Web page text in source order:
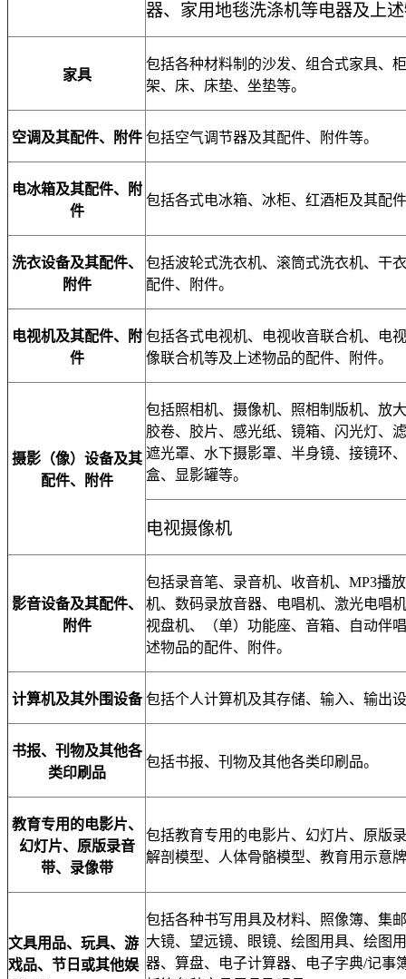
器、家用地毯洗涤机等电器及上
家具
包括各种材料制的沙发、组合式家具、
架、床、床垫、坐垫等。
空调及其配件、附件 包括空气调节器及其配件、附件等。
电冰箱及其配件、附
件
包括各式电冰箱、冰柜、红酒柜及其配
洗衣设备及其配件、
附件
包括波轮式洗衣机、滚筒式洗衣机、干
配件、附件。
电视机及其配件、附
件
包括各式电视机、电视收音联合机、电
像联合机等及上述物品的配件、附件。
摄影（像）设备及其
配件、附件
包括照相机、摄像机、照相制版机、放
胶卷、胶片、感光纸、镜箱、闪光灯、
遮光罩、水下摄影罩、半身镜、接镜环
盒、显影罐等。
电视摄像机
影音设备及其配件、
附件
包括录音笔、录音机、收音机、 MP3播
机、数码录放音器、电唱机、激光电唱
视盘机、（单）功能座、音箱、自动伴
述物品的配件、附件。
计算机及其外围设备 包括个人计算机及其存储、输入、输出
书报、刊物及其他各
类印刷品
包括书报、刊物及其他各类印刷品。
教育专用的电影片、
幻灯片、原版录音
带、录像带
包括教育专用的电影片、幻灯片、原版
解剖模型、人体骨骼模型、教育用示意
文具用品、玩具、游
戏品、节日或其他娱
包括各种书写用具及材料、照像簿、集
大镜、望远镜、眼镜、绘图用具、绘图
器、算盘、电子计算器、电子字典/记事